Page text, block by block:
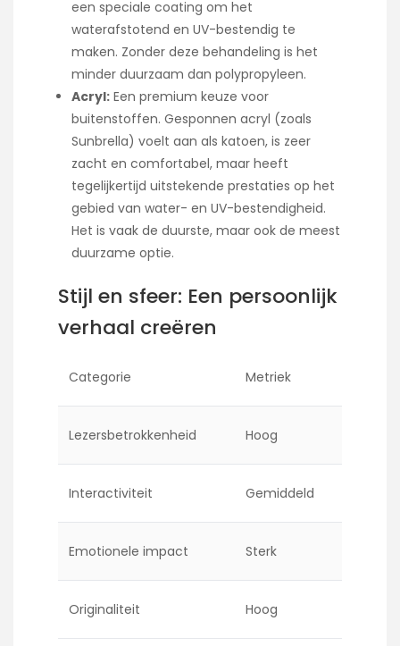
een speciale coating om het
waterafstotend en UV-bestendig te
maken. Zonder deze behandeling is het
minder duurzaam dan polypropyleen.
Acryl: Een premium keuze voor
buitenstoffen. Gesponnen acryl (zoals
Sunbrella) voelt aan als katoen, is zeer
zacht en comfortabel, maar heeft
tegelijkertijd uitstekende prestaties op het
gebied van water- en UV-bestendigheid.
Het is vaak de duurste, maar ook de meest
duurzame optie.
Stijl en sfeer: Een persoonlijk
verhaal creëren
Categorie Metriek
Lezersbetrokkenheid Hoog
Interactiviteit Gemiddeld
Emotionele impact Sterk
Originaliteit Hoog